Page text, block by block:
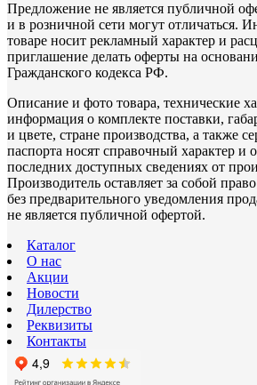
Предложение не является публичной
и в розничной сети могут отличаться.
товаре носит рекламный характер и
приглашение делать оферты на
Гражданского кодекса РФ.
Описание и фото товара, технические
информация о комплекте поставки,
и цвете, стране производства, а также
паспорта носят справочный характер и
последних доступных сведениях от
Производитель оставляет за собой
без предварительного уведомления
не является публичной офертой.
Каталог
О нас
Акции
Новости
Дилерство
Реквизиты
Контакты